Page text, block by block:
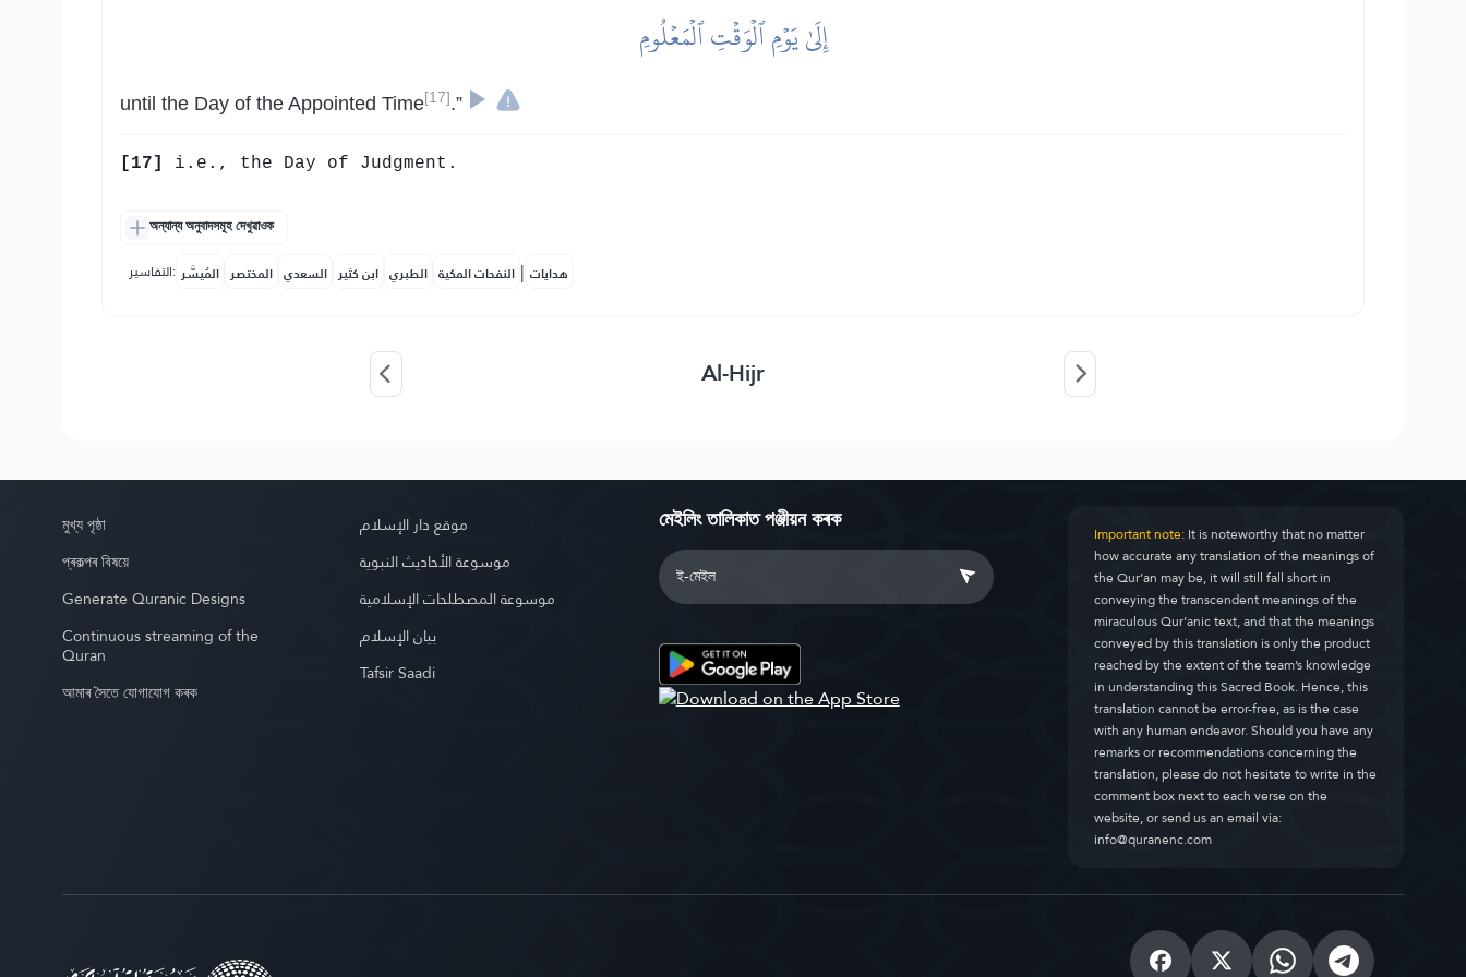
إِلَىٰ يَوۡمِ ٱلۡوَقۡتِ ٱلۡمَعۡلُومِ
until the Day of the Appointed Time[17] .”
[17] i.e., the Day of Judgment.
অন্যান্য অনুবাদসমূহ দেখুৱাওক
التفاسير: المُيسَّر المختصر السعدي ابن كثير الطبري النفحات المكية | هدايات
Al-Hijr
মুখ্য পৃষ্ঠা
প্ৰকল্পৰ বিষয়ে
Generate Quranic Designs
Continuous streaming of the
Quran
আমাৰ সৈতে যোগাযোগ কৰক
موقع دار الإسلام
موسوعة الأحاديث النبوية
موسوعة المصطلحات الإسلامية
بيان الإسلام
Tafsir Saadi
মেইলিং তালিকাত পঞ্জীয়ন কৰক Important note:It is noteworthy that no matter
how accurate any translation of the meanings of
the Qur’an may be, it will still fall short in
conveying the transcendent meanings of the
miraculous Qur’anic text, and that the meanings
conveyed by this translation is only the product
reached by the extent of the team’s knowledge
in understanding this Sacred Book. Hence, this
translation cannot be error-free, as is the case
with any human endeavor. Should you have any
remarks or recommendations concerning the
translation, please do not hesitate to write in the
comment box next to each verse on the
website, or send us an email via:
info@quranenc.com